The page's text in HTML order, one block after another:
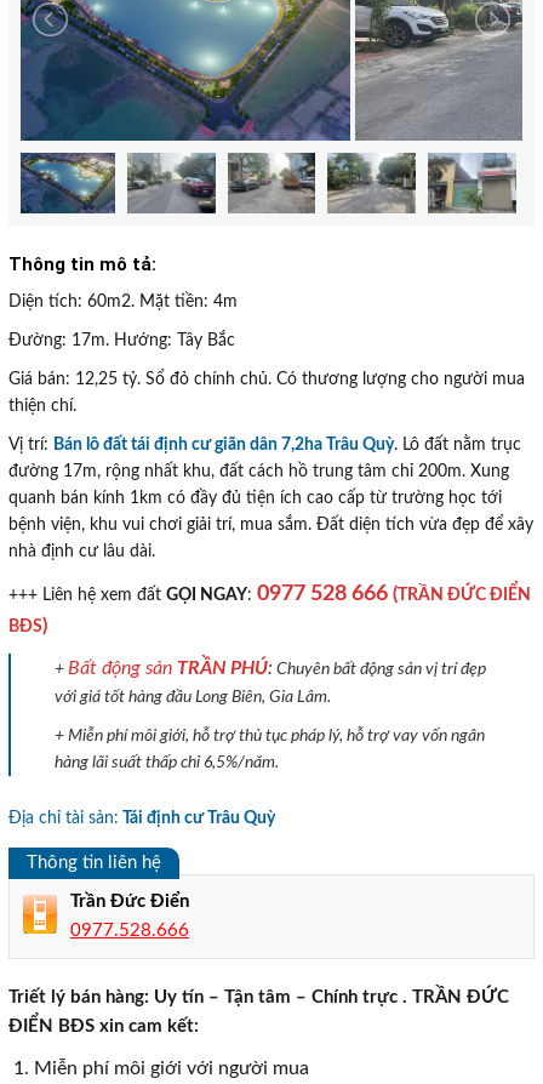
Thông tin mô tả:
Diện tích: 60m2. Mặt tiền: 4m
Đường: 17m. Hướng: Tây Bắc
Giá bán: 12,25 tỷ. Sổ đỏ chính chủ. Có thương lượng cho người mua
thiện chí.
Vị trí: Bán lô đất tái định cư giãn dân 7,2ha Trâu Quỳ. Lô đất nằm trục
đường 17m, rộng nhất khu, đất cách hồ trung tâm chỉ 200m. Xung
quanh bán kính 1km có đầy đủ tiện ích cao cấp từ trường học tới
bệnh viện, khu vui chơi giải trí, mua sắm. Đất diện tích vừa đẹp để xây
nhà định cư lâu dài.
+++ Liên hệ xem đất GỌI NGAY: 0977 528 666 (TRẦN ĐỨC ĐIỂN
BĐS)
+ Bất động sản TRẦN PHÚ: Chuyên bất động sản vị trí đẹp
với giá tốt hàng đầu Long Biên, Gia Lâm.
+ Miễn phí môi giới, hỗ trợ thủ tục pháp lý, hỗ trợ vay vốn ngân
hàng lãi suất thấp chỉ 6,5%/năm.
Địa chỉ tài sản: Tái định cư Trâu Quỳ
Thông tin liên hệ
Trần Đức Điển
0977.528.666
Triết lý bán hàng: Uy tín – Tận tâm – Chính trực . TRẦN ĐỨC
ĐIỂN BĐS xin cam kết:
Miễn phí môi giới với người mua